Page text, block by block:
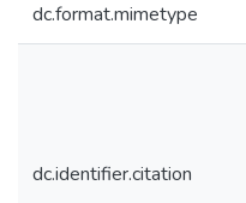
dc.format.mimetype
dc.identifier.citation